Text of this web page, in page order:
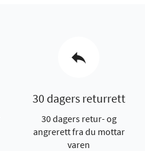
30 dagers returrett
30 dagers retur- og
angrerett fra du mottar
varen